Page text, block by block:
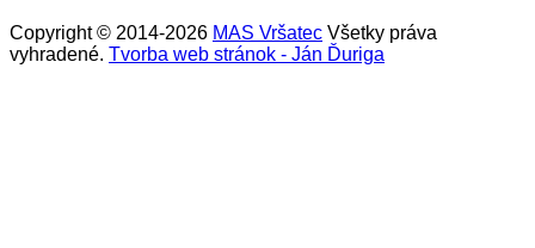
Copyright © 2014-2026 MAS Vršatec Všetky práva
vyhradené. Tvorba web stránok - Ján Ďuriga